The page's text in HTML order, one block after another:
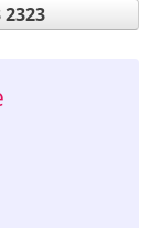
2323